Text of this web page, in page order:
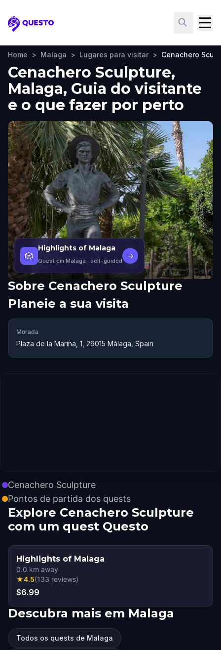
Questo
Home > Malaga > Lugares para visitar > Cenachero
Cenachero Sculpture,
Malaga, Guia do visitante
e o que fazer por perto
🎲
Highlights of Malaga
Quest em Malaga · self-guided
→
Sobre Cenachero Sculpture
Planeie a sua visita
Morada
Plaza de la Marina, 1, 29015 Málaga, Spain
Cenachero Sculpture
Pontos de partida dos quests
Explore Cenachero Sculpture
com um quest Questo
Highlights of Malaga
0.0 km away
★4.5(133 reviews)
$6.99
Descubra mais em Malaga
Todos os quests de Malaga